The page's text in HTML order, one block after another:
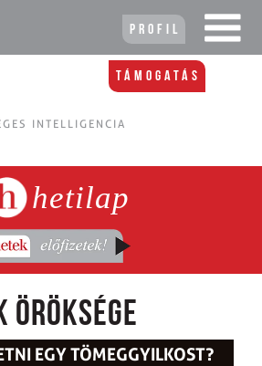
Profil
Támogatás
INTELLIGENCIA
hetilap
öröksége
EGY TÖMEG­GYILKOST?